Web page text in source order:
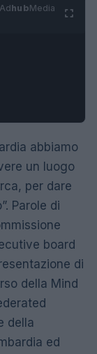
AdhubMedia
abbiamo
un luogo
per dare
Parole di
board
di
della Mind
della
ed